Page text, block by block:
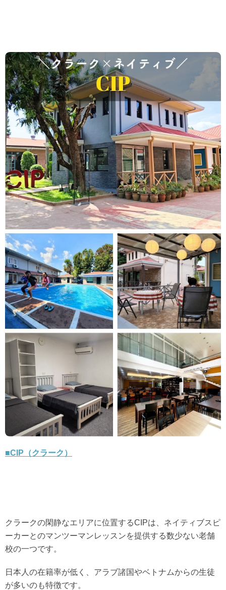
■CIP（クラーク）
クラークの閑静なエリアに位置するCIPは、ネイティブスピ
ーカーとのマンツーマンレッスンを提供する数少ない老舗
校の一つです。
日本人の在籍率が低く、アラブ諸国やベトナムからの生徒
が多いのも特徴です。